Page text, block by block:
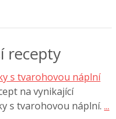
recepty
s tvarohovou náplní
na vynikající
s tvarohovou náplní. ...